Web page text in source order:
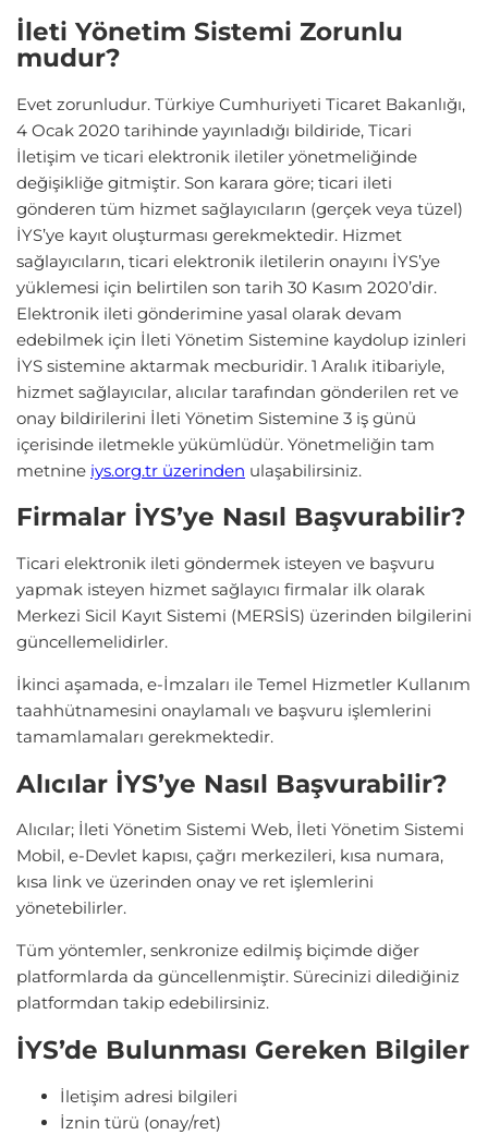
İleti Yönetim Sistemi Zorunlu
mudur?
Evet zorunludur. Türkiye Cumhuriyeti Ticaret Bakanlığı,
4 Ocak 2020 tarihinde yayınladığı bildiride, Ticari
İletişim ve ticari elektronik iletiler yönetmeliğinde
değişikliğe gitmiştir. Son karara göre; ticari ileti
gönderen tüm hizmet sağlayıcıların (gerçek veya tüzel)
İYS’ye kayıt oluşturması gerekmektedir. Hizmet
sağlayıcıların, ticari elektronik iletilerin onayını İYS’ye
yüklemesi için belirtilen son tarih 30 Kasım 2020’dir.
Elektronik ileti gönderimine yasal olarak devam
edebilmek için İleti Yönetim Sistemine kaydolup izinleri
İYS sistemine aktarmak mecburidir. 1 Aralık itibariyle,
hizmet sağlayıcılar, alıcılar tarafından gönderilen ret ve
onay bildirilerini İleti Yönetim Sistemine 3 iş günü
içerisinde iletmekle yükümlüdür. Yönetmeliğin tam
metnine iys.org.tr üzerinden ulaşabilirsiniz.
Firmalar İYS’ye Nasıl Başvurabilir?
Ticari elektronik ileti göndermek isteyen ve başvuru
yapmak isteyen hizmet sağlayıcı firmalar ilk olarak
Merkezi Sicil Kayıt Sistemi (MERSİS) üzerinden bilgilerini
güncellemelidirler.
İkinci aşamada, e-İmzaları ile Temel Hizmetler Kullanım
taahhütnamesini onaylamalı ve başvuru işlemlerini
tamamlamaları gerekmektedir.
Alıcılar İYS’ye Nasıl Başvurabilir?
Alıcılar; İleti Yönetim Sistemi Web, İleti Yönetim Sistemi
Mobil, e-Devlet kapısı, çağrı merkezileri, kısa numara,
kısa link ve üzerinden onay ve ret işlemlerini
yönetebilirler.
Tüm yöntemler, senkronize edilmiş biçimde diğer
platformlarda da güncellenmiştir. Sürecinizi dilediğiniz
platformdan takip edebilirsiniz.
İYS’de Bulunması Gereken Bilgiler
İletişim adresi bilgileri
İznin türü (onay/ret)